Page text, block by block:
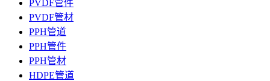
PVDF管件
PVDF管材
PPH管道
PPH管件
PPH管材
HDPE管道